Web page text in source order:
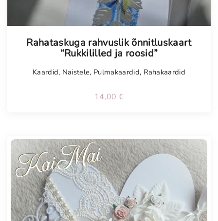
Rahataskuga rahvuslik õnnitluskaart
“Rukkililled ja roosid”
Kaardid, Naistele, Pulmakaardid, Rahakaardid
14,00 €